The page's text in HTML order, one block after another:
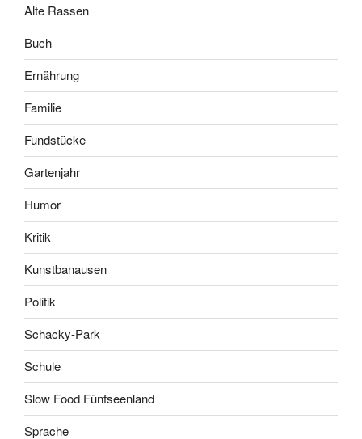
Alte Rassen
Buch
Ernährung
Familie
Fundstücke
Gartenjahr
Humor
Kritik
Kunstbanausen
Politik
Schacky-Park
Schule
Slow Food Fünfseenland
Sprache